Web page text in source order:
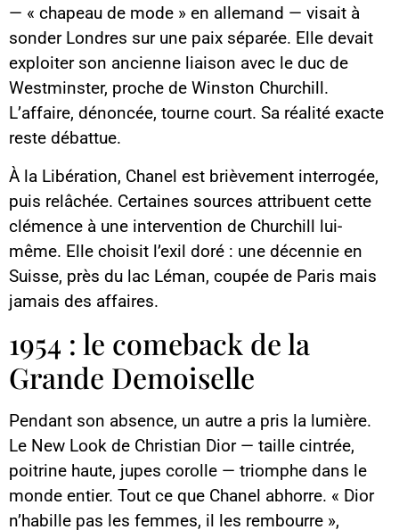
— « chapeau de mode » en allemand — visait à
sonder Londres sur une paix séparée. Elle devait
exploiter son ancienne liaison avec le duc de
Westminster, proche de Winston Churchill.
L’affaire, dénoncée, tourne court. Sa réalité exacte
reste débattue.
À la Libération, Chanel est brièvement interrogée,
puis relâchée. Certaines sources attribuent cette
clémence à une intervention de Churchill lui-
même. Elle choisit l’exil doré : une décennie en
Suisse, près du lac Léman, coupée de Paris mais
jamais des affaires.
1954 : le comeback de la
Grande Demoiselle
Pendant son absence, un autre a pris la lumière.
Le New Look de Christian Dior — taille cintrée,
poitrine haute, jupes corolle — triomphe dans le
monde entier. Tout ce que Chanel abhorre. « Dior
n’habille pas les femmes, il les rembourre »,